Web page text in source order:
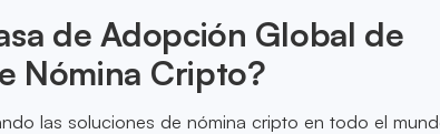
de Adopción Global de
Nómina Cripto?
las soluciones de nómina cripto en todo el